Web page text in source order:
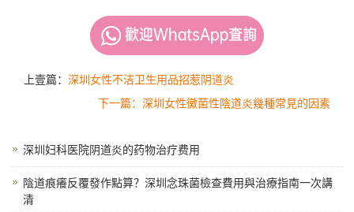
上壹篇： 深圳女性不洁卫生用品招惹阴道炎
下一篇：深圳女性黴菌性陰道炎幾種常見的因素
深圳妇科医院阴道炎的药物治疗费用
陰道痕癢反覆發作點算？深圳念珠菌檢查費用與治療指南一次講
清